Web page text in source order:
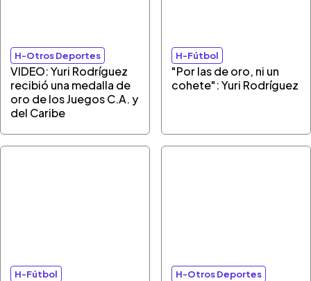
H-Otros Deportes
VIDEO: Yuri Rodríguez
recibió una medalla de
oro de los Juegos C.A. y
del Caribe
H-Fútbol
"Por las de oro, ni un
cohete": Yuri Rodríguez
H-Fútbol H-Otros Deportes